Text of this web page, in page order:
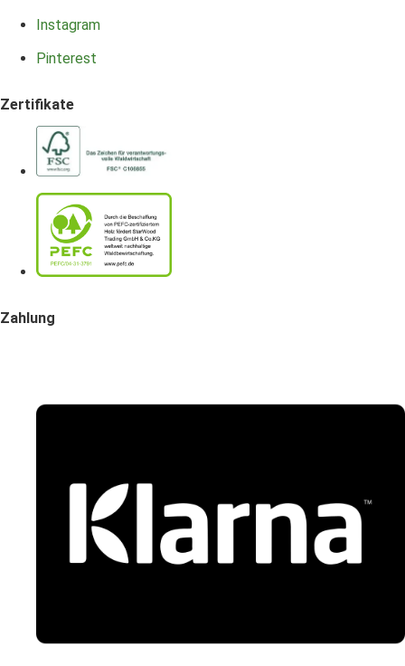
Instagram
Pinterest
Zertifikate
Zahlung